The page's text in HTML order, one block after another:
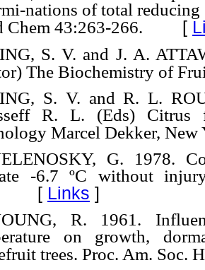
nations of total
Chem 43:263-266. [
S. V. and J. A.
The Biochemistry of
S. V. and R. L.
R. L. (Eds) Citrus
Marcel Dekker,
G. 1978.
-6.7 ºC without
[ Links ]
R. 1961.
on growth,
trees. Proc. Am. Soc.